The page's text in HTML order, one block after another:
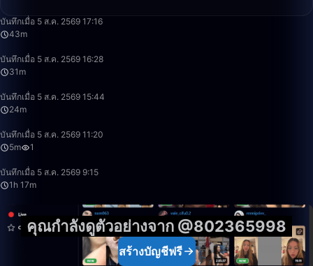
บันทึกเมื่อ 5 ส.ค. 2569 17:16
43m
บันทึกเมื่อ 5 ส.ค. 2569 16:28
31m
บันทึกเมื่อ 5 ส.ค. 2569 15:44
24m
บันทึกเมื่อ 5 ส.ค. 2569 11:20
5m
1
บันทึกเมื่อ 5 ส.ค. 2569 9:15
1h 17m
คุณกำลังดูตัวอย่างจาก @802365998
สร้างบัญชีฟรี